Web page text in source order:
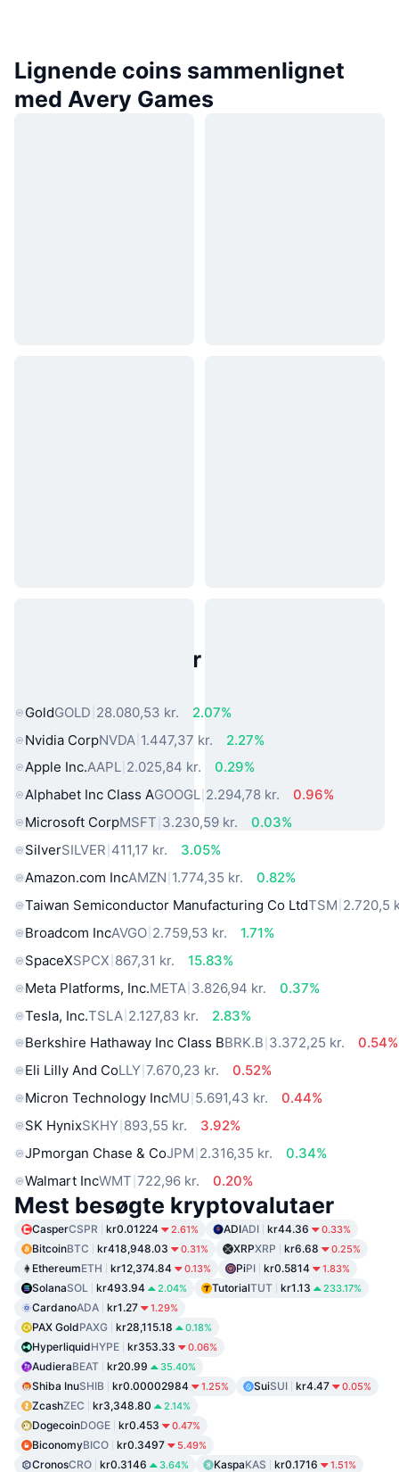
Lignende coins sammenlignet
med Avery Games
Populære aktiver fra den virkelige
GoldGOLD 28.080,53 kr.
2.07%
Nvidia CorpNVDA 1.447,37 kr.
2.27%
Apple Inc.AAPL 2.025,84 kr.
0.29%
Alphabet Inc Class AGOOGL 2.294,78 kr.
0.96%
Microsoft CorpMSFT 3.230,59 kr.
0.03%
SilverSILVER 411,17 kr.
3.05%
Amazon.com IncAMZN 1.774,35 kr.
0.82%
Taiwan Semiconductor Manufacturing Co LtdTSM 2.720,5
Broadcom IncAVGO 2.759,53 kr.
1.71%
SpaceXSPCX 867,31 kr.
15.83%
Meta Platforms, Inc.META 3.826,94 kr.
0.37%
Tesla, Inc.TSLA 2.127,83 kr.
2.83%
Berkshire Hathaway Inc Class BBRK.B 3.372,25 kr.
0.54%
Eli Lilly And CoLLY 7.670,23 kr.
0.52%
Micron Technology IncMU 5.691,43 kr.
0.44%
SK HynixSKHY 893,55 kr.
3.92%
JPmorgan Chase & CoJPM 2.316,35 kr.
0.34%
Walmart IncWMT 722,96 kr. 0.20%
Mest besøgte kryptovalutaer
CasperCSPR kr0.01224 2.61% ADIADI kr44.36 0.33%
BitcoinBTC kr418,948.03 0.31% XRPXRP kr6.68 0.25%
EthereumETH kr12,374.84 0.13% PiPI kr0.5814 1.83%
SolanaSOL kr493.94 2.04% TutorialTUT kr1.13 233.17%
CardanoADA kr1.27 1.29%
PAX GoldPAXG kr28,115.18 0.18%
HyperliquidHYPE kr353.33 0.06%
AudieraBEAT kr20.99 35.40%
Shiba InuSHIB kr0.00002984 1.25% SuiSUI kr4.47 0.05%
ZcashZEC kr3,348.80 2.14%
DogecoinDOGE kr0.453 0.47%
BiconomyBICO kr0.3497 5.49%
CronosCRO kr0.3146 3.64% KaspaKAS kr0.1716 1.51%